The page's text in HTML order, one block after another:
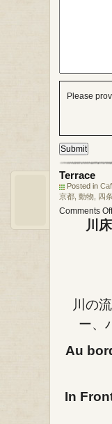
Please
Terrace
Posted in
京都 動物 四
Comments Off
川
川の
ー、
Au
In